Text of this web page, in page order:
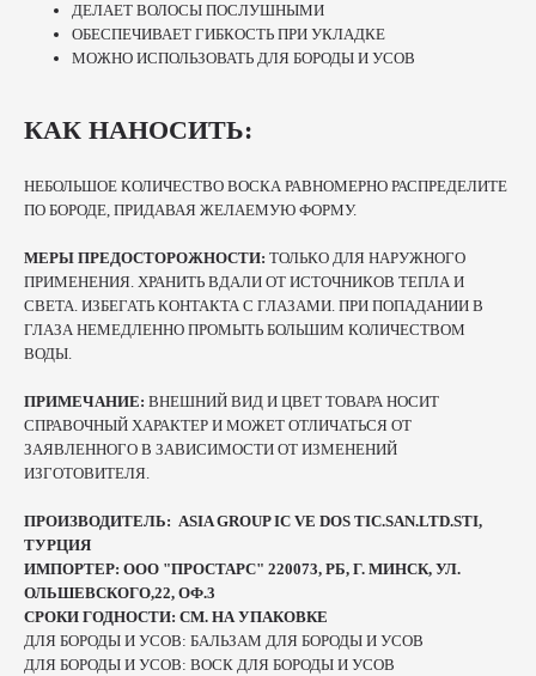
ДЕЛАЕТ ВОЛОСЫ ПОСЛУШНЫМИ
ОБЕСПЕЧИВАЕТ ГИБКОСТЬ ПРИ УКЛАДКЕ
МОЖНО ИСПОЛЬЗОВАТЬ ДЛЯ БОРОДЫ И УСОВ
КАК НАНОСИТЬ:
НЕБОЛЬШОЕ КОЛИЧЕСТВО ВОСКА РАВНОМЕРНО РАСПРЕДЕЛИТЕ
ПО БОРОДЕ, ПРИДАВАЯ ЖЕЛАЕМУЮ ФОРМУ.
МЕРЫ ПРЕДОСТОРОЖНОСТИ: ТОЛЬКО ДЛЯ НАРУЖНОГО
ПРИМЕНЕНИЯ. ХРАНИТЬ ВДАЛИ ОТ ИСТОЧНИКОВ ТЕПЛА И
СВЕТА. ИЗБЕГАТЬ КОНТАКТА С ГЛАЗАМИ. ПРИ ПОПАДАНИИ В
ГЛАЗА НЕМЕДЛЕННО ПРОМЫТЬ БОЛЬШИМ КОЛИЧЕСТВОМ
ВОДЫ.
ПРИМЕЧАНИЕ: ВНЕШНИЙ ВИД И ЦВЕТ ТОВАРА НОСИТ
СПРАВОЧНЫЙ ХАРАКТЕР И МОЖЕТ ОТЛИЧАТЬСЯ ОТ
ЗАЯВЛЕННОГО В ЗАВИСИМОСТИ ОТ ИЗМЕНЕНИЙ
ИЗГОТОВИТЕЛЯ.
ПРОИЗВОДИТЕЛЬ: ASIA GROUP IC VE DOS TIC.SAN.LTD.STI,
ТУРЦИЯ
ИМПОРТЕР: ООО "ПРОСТАРС" 220073, РБ, Г. МИНСК, УЛ.
ОЛЬШЕВСКОГО,22, ОФ.3
СРОКИ ГОДНОСТИ: СМ. НА УПАКОВКЕ
ДЛЯ БОРОДЫ И УСОВ: БАЛЬЗАМ ДЛЯ БОРОДЫ И УСОВ
ДЛЯ БОРОДЫ И УСОВ: ВОСК ДЛЯ БОРОДЫ И УСОВ